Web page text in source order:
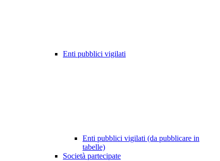
Enti pubblici vigilati
Enti pubblici vigilati (da pubblicare in
tabelle)
Società partecipate